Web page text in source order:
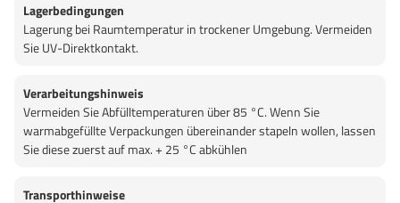
Lagerbedingungen
Lagerung bei Raumtemperatur in trockener Umgebung. Vermeiden
Sie UV-Direktkontakt.
Verarbeitungshinweis
Vermeiden Sie Abfülltemperaturen über 85 °C. Wenn Sie
warmabgefüllte Verpackungen übereinander stapeln wollen, lassen
Sie diese zuerst auf max. + 25 °C abkühlen
Transporthinweise